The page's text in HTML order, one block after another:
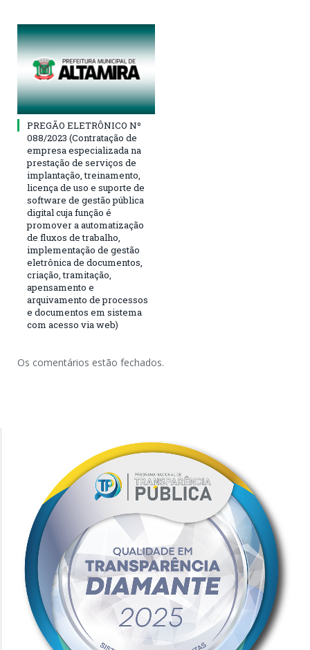
PREGÃO ELETRÔNICO Nº
088/2023 (Contratação de
empresa especializada na
prestação de serviços de
implantação, treinamento,
licença de uso e suporte de
software de gestão pública
digital cuja função é
promover a automatização
de fluxos de trabalho,
implementação de gestão
eletrônica de documentos,
criação, tramitação,
apensamento e
arquivamento de processos
e documentos em sistema
com acesso via web)
Os comentários estão fechados.